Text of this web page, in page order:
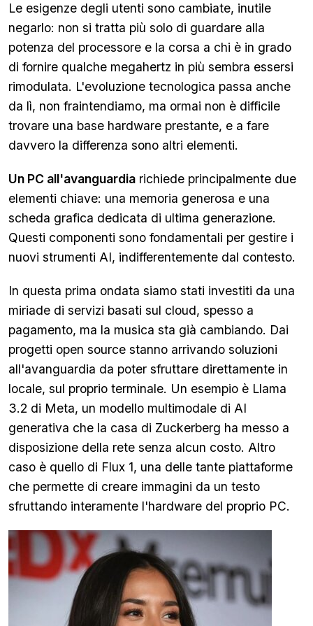
Le esigenze degli utenti sono cambiate, inutile
negarlo: non si tratta più solo di guardare alla
potenza del processore e la corsa a chi è in grado
di fornire qualche megahertz in più sembra essersi
rimodulata. L'evoluzione tecnologica passa anche
da lì, non fraintendiamo, ma ormai non è difficile
trovare una base hardware prestante, e a fare
davvero la differenza sono altri elementi.
Un PC all'avanguardia richiede principalmente due
elementi chiave: una memoria generosa e una
scheda grafica dedicata di ultima generazione.
Questi componenti sono fondamentali per gestire i
nuovi strumenti AI, indifferentemente dal contesto.
In questa prima ondata siamo stati investiti da una
miriade di servizi basati sul cloud, spesso a
pagamento, ma la musica sta già cambiando. Dai
progetti open source stanno arrivando soluzioni
all'avanguardia da poter sfruttare direttamente in
locale, sul proprio terminale. Un esempio è Llama
3.2 di Meta, un modello multimodale di AI
generativa che la casa di Zuckerberg ha messo a
disposizione della rete senza alcun costo. Altro
caso è quello di Flux 1, una delle tante piattaforme
che permette di creare immagini da un testo
sfruttando interamente l'hardware del proprio PC.